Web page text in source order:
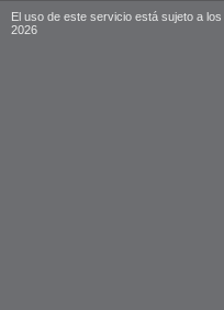
El uso de este servicio está sujeto a los
2026